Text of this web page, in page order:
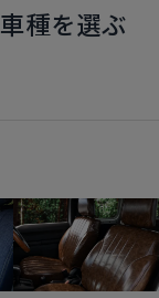
車種を選ぶ